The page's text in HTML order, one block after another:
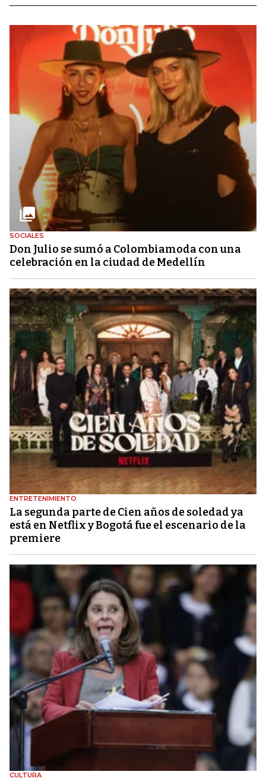
SOCIALES
Don Julio se sumó a Colombiamoda con una
celebración en la ciudad de Medellín
ENTRETENIMIENTO
La segunda parte de Cien años de soledad ya
está en Netflix y Bogotá fue el escenario de la
premiere
CULTURA